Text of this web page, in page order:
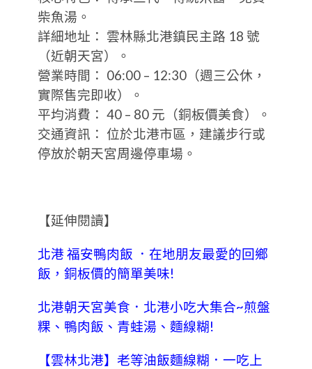
柴魚湯。
詳細地址： 雲林縣北港鎮民主路 18 號
（近朝天宮）。
營業時間： 06:00 – 12:30（週三公休，
實際售完即收）。
平均消費： 40 – 80 元（銅板價美食）。
交通資訊： 位於北港市區，建議步行或
停放於朝天宮周邊停車場。
【延伸閱讀】
北港 福安鴨肉飯 ．在地朋友最愛的回鄉
飯，銅板價的簡單美味!
北港朝天宮美食．北港小吃大集合~煎盤
粿、鴨肉飯、青蛙湯、麵線糊!
【雲林北港】老等油飯麵線糊．一吃上